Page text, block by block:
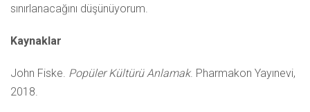
sınırlanacağını düşünüyorum.
Kaynaklar
John Fiske. Popüler Kültürü Anlamak. Pharmakon Yayınevi,
2018.